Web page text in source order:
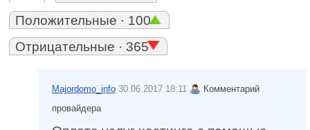
Положительные · 100
Отрицательные · 365
Majordomo_info 30.06.2017 18:11
Комментарий
провайдера